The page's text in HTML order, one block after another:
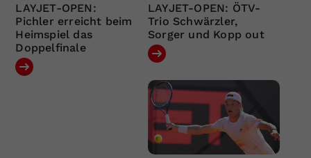
LAYJET-OPEN:
Pichler erreicht beim
Heimspiel das
Doppelfinale
LAYJET-OPEN: ÖTV-
Trio Schwärzler,
Sorger und Kopp out